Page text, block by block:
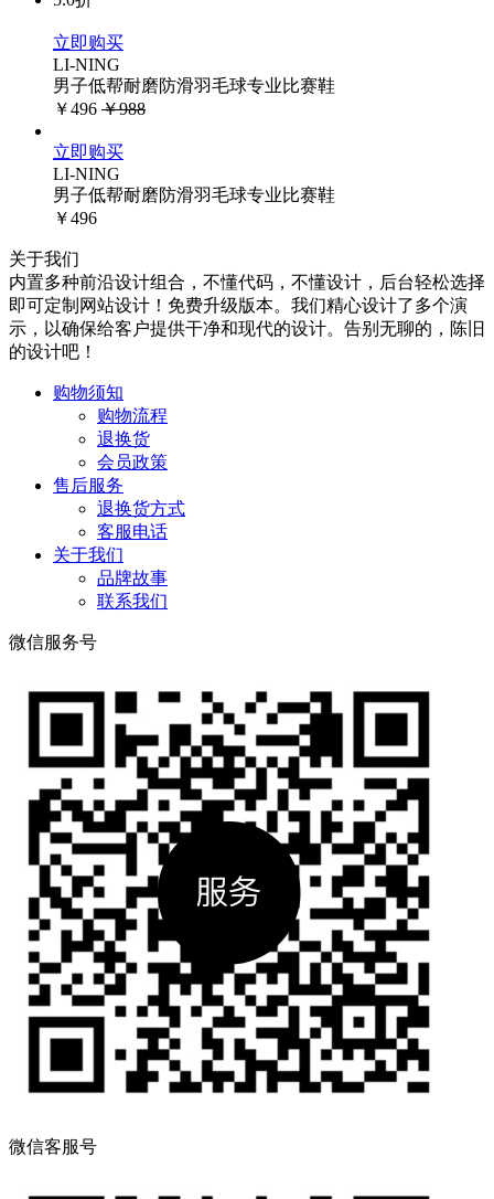
立即购买
LI-NING
男子低帮耐磨防滑羽毛球专业比赛鞋
￥496 ￥988
立即购买
LI-NING
男子低帮耐磨防滑羽毛球专业比赛鞋
￥496
关于我们
内置多种前沿设计组合，不懂代码，不懂设计，后台轻松选择
即可定制网站设计！免费升级版本。我们精心设计了多个演
示，以确保给客户提供干净和现代的设计。告别无聊的，陈旧
的设计吧！
购物须知
购物流程
退换货
会员政策
售后服务
退换货方式
客服电话
关于我们
品牌故事
联系我们
微信服务号
微信客服号